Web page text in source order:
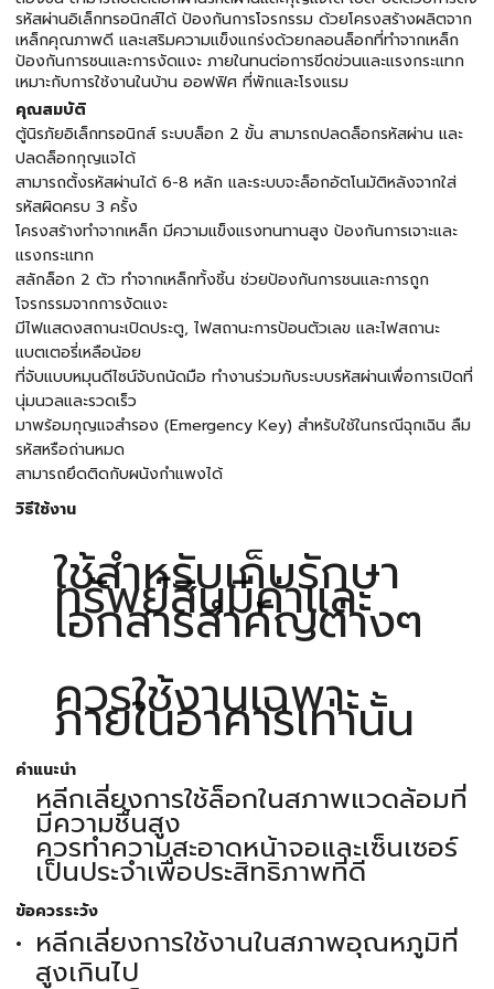
รหัสผ่านอิเล็กทรอนิกส์ได้ ป้องกันการโจรกรรม ด้วยโครงสร้างผลิตจาก
เหล็กคุณภาพดี และเสริมความแข็งแกร่งด้วยกลอนล็อกที่ทำจากเหล็ก
ป้องกันการชนและการงัดแงะ ภายในทนต่อการขีดข่วนและแรงกระแทก
เหมาะกับการใช้งานในบ้าน ออฟฟิศ ที่พักและโรงแรม
คุณสมบัติ
ตู้นิรภัยอิเล็กทรอนิกส์ ระบบล็อก 2 ขั้น สามารถปลดล็อกรหัสผ่าน และ
ปลดล็อกกุญแจได้
สามารถตั้งรหัสผ่านได้ 6-8 หลัก และระบบจะล็อกอัตโนมัติหลังจากใส่
รหัสผิดครบ 3 ครั้ง
โครงสร้างทำจากเหล็ก มีความแข็งแรงทนทานสูง ป้องกันการเจาะและ
แรงกระแทก
สลักล็อก 2 ตัว ทำจากเหล็กทั้งชิ้น ช่วยป้องกันการชนและการถูก
โจรกรรมจากการงัดแงะ
มีไฟแสดงสถานะเปิดประตู, ไฟสถานะการป้อนตัวเลข และไฟสถานะ
แบตเตอรี่เหลือน้อย
ที่จับแบบหมุนดีไซน์จับถนัดมือ ทำงานร่วมกับระบบรหัสผ่านเพื่อการเปิดที่
นุ่มนวลและรวดเร็ว
มาพร้อมกุญแจสำรอง (Emergency Key) สำหรับใช้ในกรณีฉุกเฉิน ลืม
รหัสหรือถ่านหมด
สามารถยึดติดกับผนังกำแพงได้
วิธีใช้งาน
ใช้สำหรับเก็บรักษา
ทรัพย์สินมีค่าและ
เอกสารสำคัญต่างๆ
ควรใช้งานเฉพาะ
ภายในอาคารเท่านั้น
คำแนะนำ
หลีกเลี่ยงการใช้ล็อกในสภาพแวดล้อมที่
มีความชื้นสูง
ควรทำความสะอาดหน้าจอและเซ็นเซอร์
เป็นประจำเพื่อประสิทธิภาพที่ดี
ข้อควรระวัง
หลีกเลี่ยงการใช้งานในสภาพอุณหภูมิที่
สูงเกินไป